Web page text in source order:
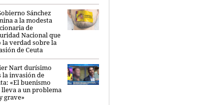
Sánchez
a la modesta
de
Nacional que
la verdad sobre la
de Ceuta
Nart durísimo
la invasión de
«El buenismo
lleva a un problema
grave»